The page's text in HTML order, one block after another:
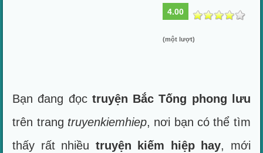
4.00
(một lượt)
Bạn đang đọc truyện Bắc Tống phong lưu
trên trang truyenkiemhiep, nơi bạn có thể tìm
thấy rất nhiều truyện kiếm hiệp hay, mới